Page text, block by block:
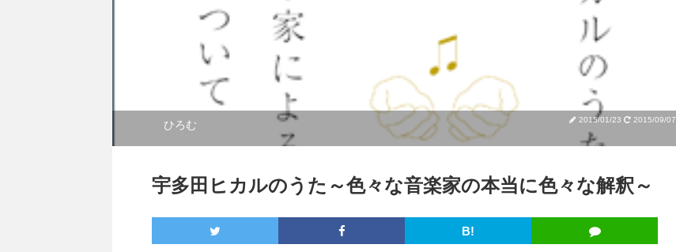
ひろむ 2015/01/23 2015/09/07
宇多田ヒカルのうた～色々な音楽家の本当に色々な解釈～
B!